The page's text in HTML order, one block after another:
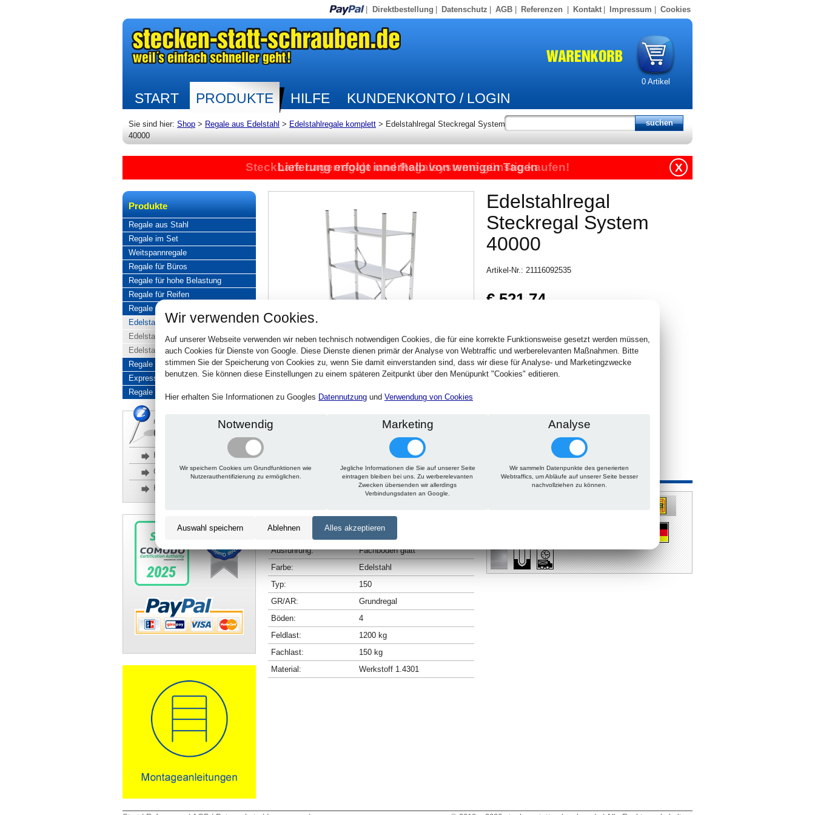
Direktbestellung Datenschutz AGB Referenzen Kontakt Impressum Cookies
0Artikel
START PRODUKTE HILFE KUNDENKONTO / LOGIN
Sie sind hier: Shop > Regale aus Edelstahl > Edelstahlregale komplett > Edelstahlregal Steckregal System
40000
Steckbare Lagerregale und Regalsysteme günstig kaufen!
Lieferung erfolgt innerhalb von wenigen Tagen X
Produkte
Regale aus Stahl
Regale im Set
Weitspannregale
Regale für Büros
Regale für hohe Belastung
Regale für Reifen
Regale aus Edelstahl
Edelstahlregale komplett
Edelstahlregal Baukasten
Edelstahlregal Kombinationen
Regale aus Aluminium
Express-Produkte
Regale Reduziert
Rückfragen, Hilfe, Bestellen?
06201 690095-0
Häufige Fragen
Glossar
Kontakt
Edelstahlregal
Steckregal System
40000
Artikel-Nr.: 21116092535
€ 521,74
Stck.
Technische Daten Beschreibung Zu diesem Artikel passt auch
350 mm
Länge:
925 mm
Ausführung:
Fachböden glatt
Farbe:
Edelstahl
Typ:
150
GR/AR:
Grundregal
Böden:
4
Feldlast:
1200 kg
Fachlast:
150 kg
Material:
Werkstoff 1.4301
Wir verwenden Cookies.
Auf unserer Webseite verwenden wir neben technisch notwendigen Cookies, die für eine korrekte Funktionsweise gesetzt werden müssen,
auch Cookies für Dienste von Google. Diese Dienste dienen primär der Analyse von Webtraffic und werberelevanten Maßnahmen. Bitte
stimmen Sie der Speicherung von Cookies zu, wenn Sie damit einverstanden sind, dass wir diese für Analyse- und Marketingzwecke
benutzen. Sie können diese Einstellungen zu einem späteren Zeitpunkt über den Menüpunkt "Cookies" editieren.
Hier erhalten Sie Informationen zu Googles Datennutzung und Verwendung von Cookies
Notwendig
Wir speichern Cookies um Grundfunktionen wie
Nutzerauthentifizierung zu ermöglichen.
Marketing
Jegliche Informationen die Sie auf unserer Seite
eintragen bleiben bei uns. Zu werberelevanten
Zwecken übersenden wir allerdings
Verbindungsdaten an Google.
Analyse
Wir sammeln Datenpunkte des generierten
Webtraffics, um Abläufe auf unserer Seite besser
nachvollziehen zu können.
Auswahl speichern Ablehnen Alles akzeptieren